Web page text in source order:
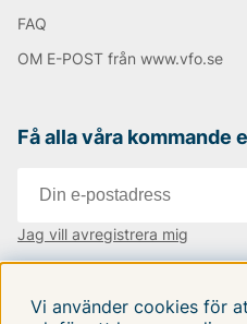
FAQ
OM E-POST från www.vfo.se
Få alla våra kommande
Jag vill avregistrera mig
Vi använder cookies för